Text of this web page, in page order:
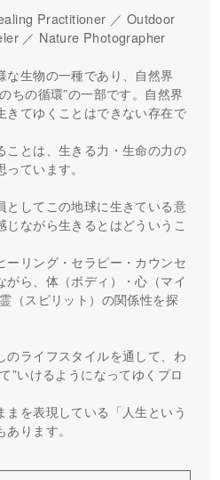
Practitioner ／ Outdoor
／ Nature Photographer
な生物の一種であり、自然界
ちの循環”の一部です。自然界
きてゆくことはできない存在で
ことは、生きる力・生命の力の
ています。
としてこの地球に生きている意
ながら生きるとはどういうこ
ーリング・セラピー・カウンセ
がら、体（ボディ）・心（マイ
（スピリット）の関係性を探
のライフスタイルを通して、わ
”いけるようになってゆくプロ
を表現している「人生という
ります。